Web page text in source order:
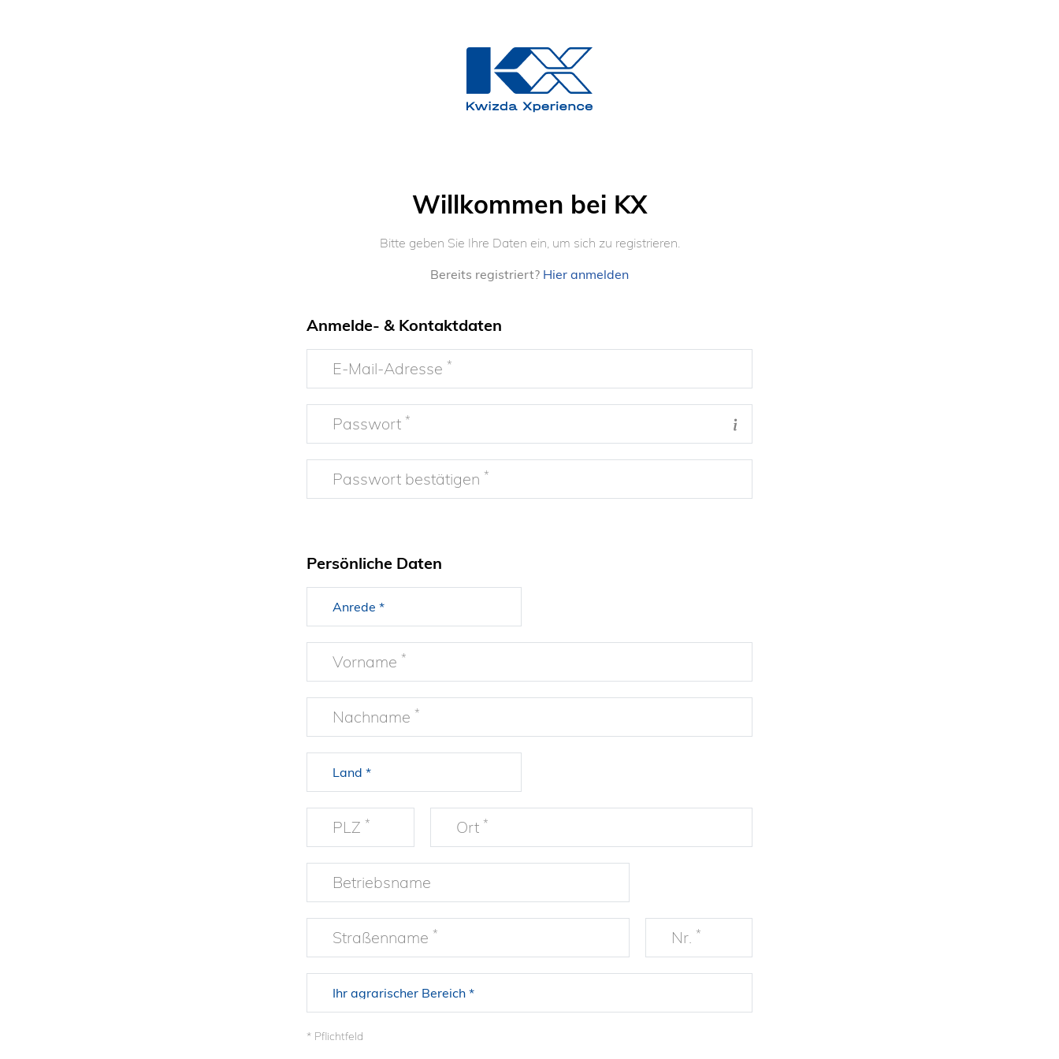
Willkommen bei KX
Bitte geben Sie Ihre Daten ein, um sich zu registrieren.
Bereits registriert? Hier anmelden
Anmelde- & Kontaktdaten
E-Mail-Adresse *
Passwort *
Passwort bestätigen *
Persönliche Daten
Vorname *
Nachname *
PLZ * Ort *
Betriebsname
Straßenname * Nr. *
* Pflichtfeld